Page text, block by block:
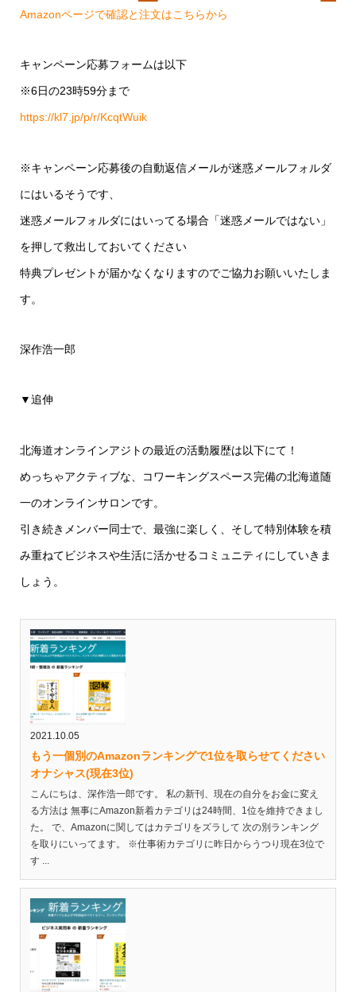
Amazonページで確認と注文はこちらから
キャンペーン応募フォームは以下
※6日の23時59分まで
https://kl7.jp/p/r/KcqtWuik
※キャンペーン応募後の自動返信メールが迷惑メールフォルダ
にはいるそうです、
迷惑メールフォルダにはいってる場合「迷惑メールではない」
を押して救出しておいてください
特典プレゼントが届かなくなりますのでご協力お願いいたしま
す。
深作浩一郎
▼追伸
北海道オンラインアジトの最近の活動履歴は以下にて！
めっちゃアクティブな、コワーキングスペース完備の北海道随
一のオンラインサロンです。
引き続きメンバー同士で、最強に楽しく、そして特別体験を積
み重ねてビジネスや生活に活かせるコミュニティにしていきま
しょう。
2021.10.05
もう一個別のAmazonランキングで1位を取らせてください
オナシャス(現在3位)
こんにちは、深作浩一郎です。 私の新刊、現在の自分をお金に変え
る方法は 無事にAmazon新着カテゴリは24時間、1位を維持できまし
た。 で、Amazonに関してはカテゴリをズラして 次の別ランキング
を取りにいってます。 ※仕事術カテゴリに昨日からうつり現在3位で
す ...